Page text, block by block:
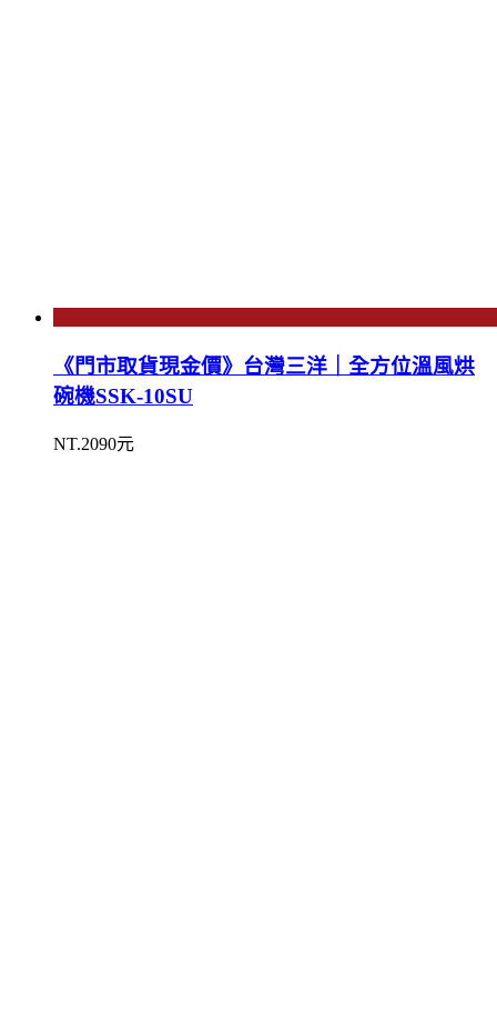
《門市取貨現金價》台灣三洋｜全方位溫風烘
碗機SSK-10SU
NT.2090元